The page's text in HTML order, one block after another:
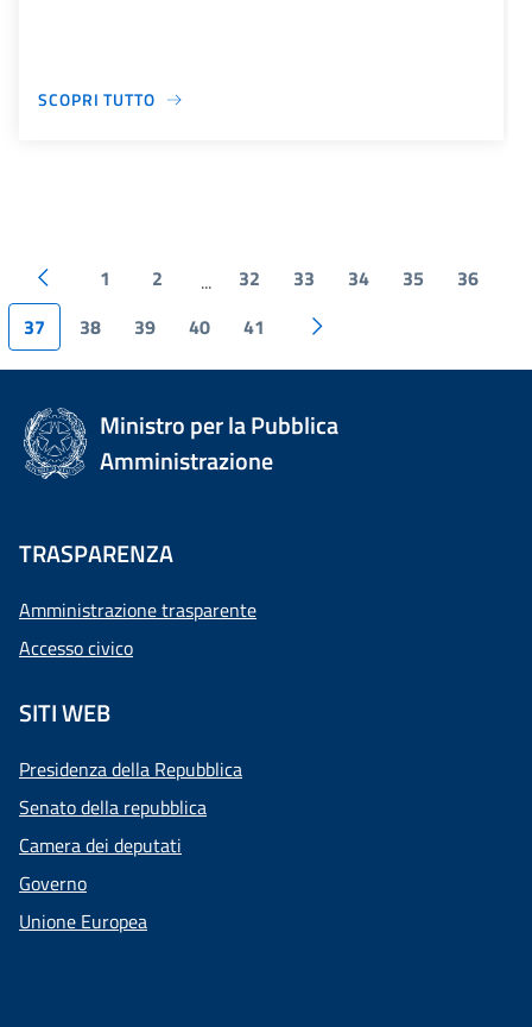
SCOPRI TUTTO
1 2 ... 32 33 34 35
36
37
38 39 40 41
Ministro per la Pubblica
Amministrazione
TRASPARENZA
Amministrazione trasparente
Accesso civico
SITI WEB
Presidenza della Repubblica
Senato della repubblica
Camera dei deputati
Governo
Unione Europea